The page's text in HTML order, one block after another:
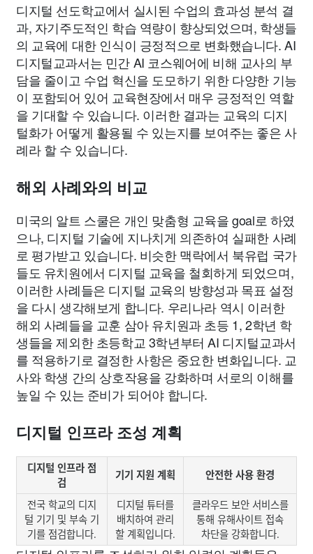
디지털 선도학교에서 실시된 수업의 효과성 분석 결
과, 자기주도적인 학습 역량이 향상되었으며, 학생들
의 교육에 대한 인식이 긍정적으로 변화했습니다. AI
디지털교과서는 민간 AI 코스웨어에 비해 교사의 부
담을 줄이고 수업 혁신을 도모하기 위한 다양한 기능
이 포함되어 있어 교육현장에서 매우 긍정적인 역할
을 기대할 수 있습니다. 이러한 결과는 교육의 디지
털화가 어떻게 활용될 수 있는지를 보여주는 좋은 사
례라 할 수 있습니다.
해외 사례와의 비교
미국의 알트 스쿨은 개인 맞춤형 교육을 goal로 하였
으나, 디지털 기술에 지나치게 의존하여 실패한 사례
로 평가받고 있습니다. 비슷한 맥락에서 북유럽 국가
들도 유치원에서 디지털 교육을 철회하게 되었으며,
이러한 사례들은 디지털 교육의 방향성과 목표 설정
을 다시 생각해보게 합니다. 우리나라 역시 이러한
해외 사례들을 교훈 삼아 유치원과 초등 1, 2학년 학
생들을 제외한 초등학교 3학년부터 AI 디지털교과서
를 적용하기로 결정한 사항은 중요한 변화입니다. 교
사와 학생 간의 상호작용을 강화하며 서로의 이해를
높일 수 있는 준비가 되어야 합니다.
디지털 인프라 조성 계획
디지털 인프라 점
검
기기 지원 계획 안전한 사용 환경
전국 학교의 디지
털 기기 및 부속 기
기를 점검합니다.
디지털 튜터를
배치하여 관리
할 계획입니다.
클라우드 보안 서비스를
통해 유해사이트 접속
차단을 강화합니다.